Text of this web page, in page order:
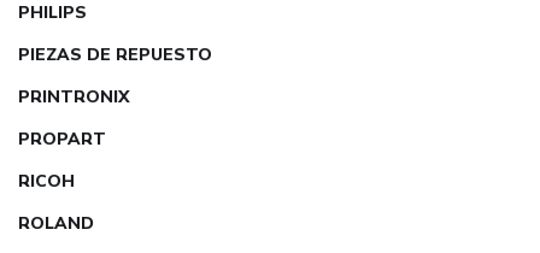
PHILIPS
PIEZAS DE REPUESTO
PRINTRONIX
PROPART
RICOH
ROLAND